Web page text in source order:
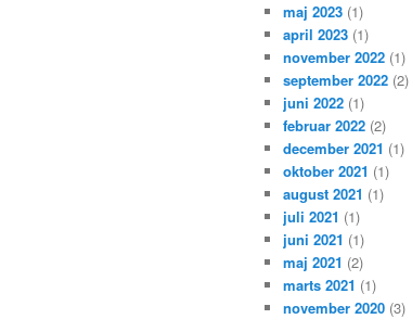
maj 2023 (1)
april 2023 (1)
november 2022 (1)
september 2022 (2)
juni 2022 (1)
februar 2022 (2)
december 2021 (1)
oktober 2021 (1)
august 2021 (1)
juli 2021 (1)
juni 2021 (1)
maj 2021 (2)
marts 2021 (1)
november 2020 (3)